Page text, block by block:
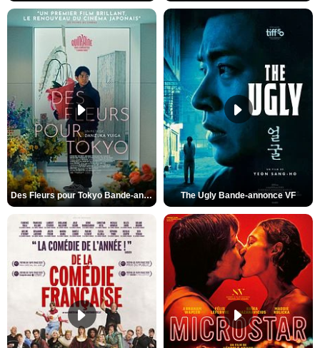
Des Fleurs pour Tokyo Bande-annonce VO STFR The Ugly Bande-annonce VF